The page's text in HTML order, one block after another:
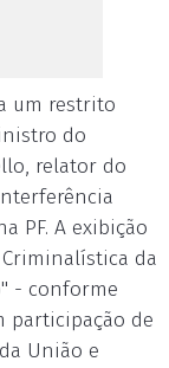
um restrito
do
relator do
PF. A exibição
da
- conforme
participação de
União e